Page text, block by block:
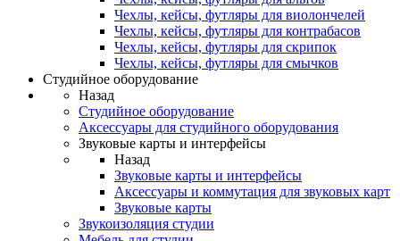
Чехлы, кейсы, футляры для виолончелей
Чехлы, кейсы, футляры для контрабасов
Чехлы, кейсы, футляры для скрипок
Чехлы, кейсы, футляры для смычков
Студийное оборудование
Назад
Студийное оборудование
Аксессуары для студийного оборудования
Звуковые карты и интерфейсы
Назад
Звуковые карты и интерфейсы
Аксессуары и коммутация для звуковых карт
Звуковые карты
Звукоизоляция студии